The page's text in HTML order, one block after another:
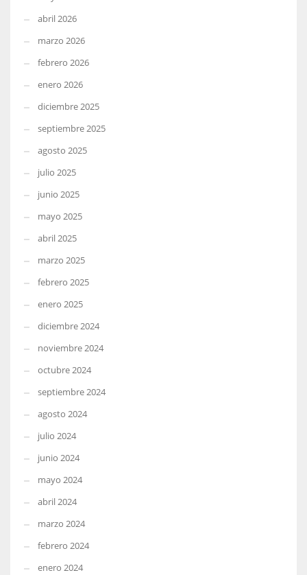
abril 2026
marzo 2026
febrero 2026
enero 2026
diciembre 2025
septiembre 2025
agosto 2025
julio 2025
junio 2025
mayo 2025
abril 2025
marzo 2025
febrero 2025
enero 2025
diciembre 2024
noviembre 2024
octubre 2024
septiembre 2024
agosto 2024
julio 2024
junio 2024
mayo 2024
abril 2024
marzo 2024
febrero 2024
enero 2024